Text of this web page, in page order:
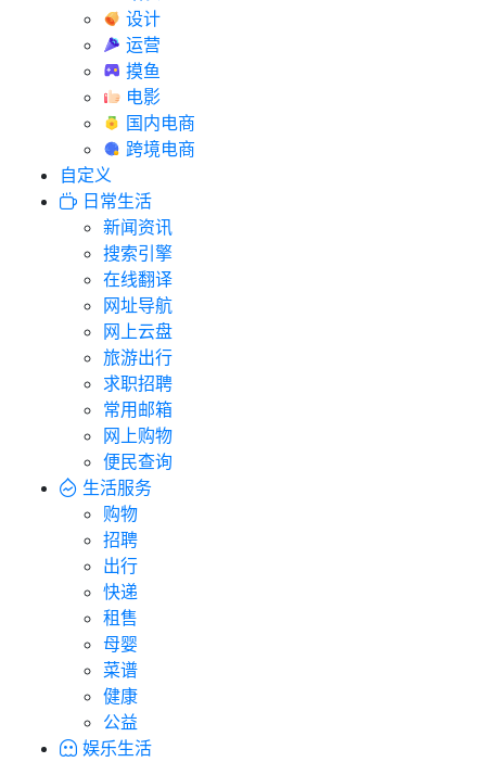
设计
运营
摸鱼
电影
国内电商
跨境电商
自定义
日常生活
新闻资讯
搜索引擎
在线翻译
网址导航
网上云盘
旅游出行
求职招聘
常用邮箱
网上购物
便民查询
生活服务
购物
招聘
出行
快递
租售
母婴
菜谱
健康
公益
娱乐生活